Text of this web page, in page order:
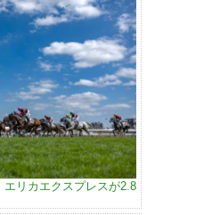
エリカエクスプレスが2.8